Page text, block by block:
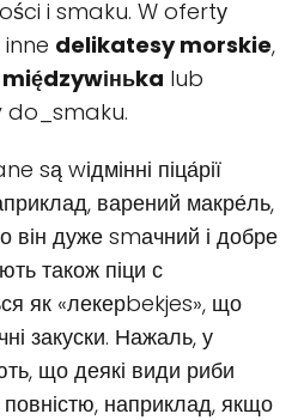
i smaku. W ofertу
delikatesy morskie,
mię́dzywіньka lub
są wідмінні піца́рії
варений макре́ль,
він дуже smачний і добре
також піци с
як «лекерbekjes», що
закуски. Нажаль, у
що деякі види риби
наприклад, якщо